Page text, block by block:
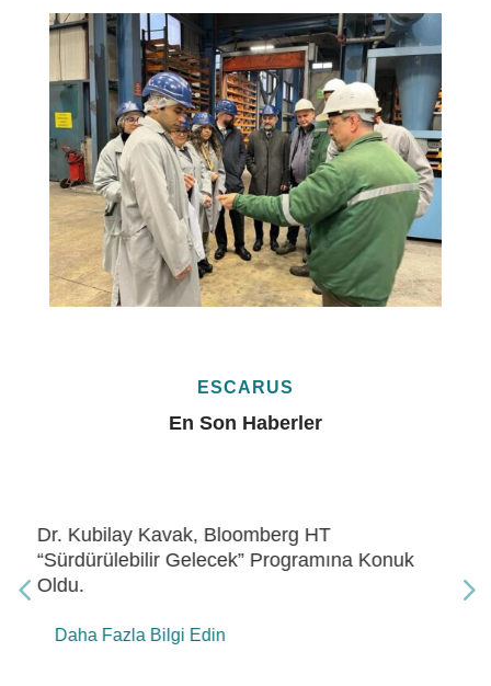
ESCARUS
En Son Haberler
Dr. Kubilay Kavak, Bloomberg HT “Gelecek
Enerji” Programına Konuk Oldu